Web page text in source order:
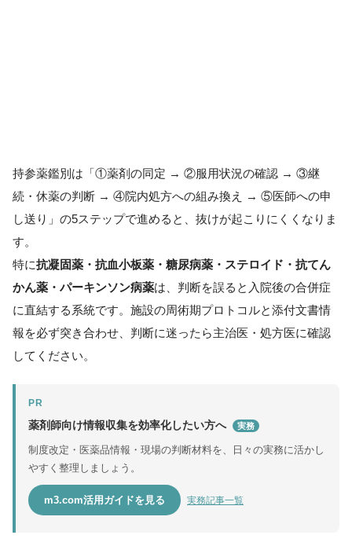
持参薬鑑別は「①薬剤の同定 → ②服用状況の確認 → ③継
続・休薬の判断 → ④院内処方への組み換え → ⑤医師への申
し送り」の5ステップで進めると、抜けが起こりにくくなりま
す。
特に抗凝固薬・抗血小板薬・糖尿病薬・ステロイド・抗てん
かん薬・パーキンソン病薬は、判断を誤ると入院後の合併症
に直結する系統です。施設の周術期プロトコルと添付文書情
報を必ず突き合わせ、判断に迷ったら主治医・処方医に確認
してください。
PR
薬剤師向け情報収集を効率化したい方へ 実務
制度改定・医薬品情報・現場の判断材料を、日々の実務に活かし
やすく整理しましょう。
m3.com活用ガイドを見る 実務記事一覧